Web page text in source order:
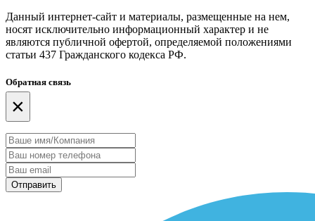
Данный интернет-сайт и материалы, размещенные на нем,
носят исключительно информационный характер и не
являются публичной офертой, определяемой положениями
статьи 437 Гражданского кодекса РФ.
Обратная связь
×
Отправить